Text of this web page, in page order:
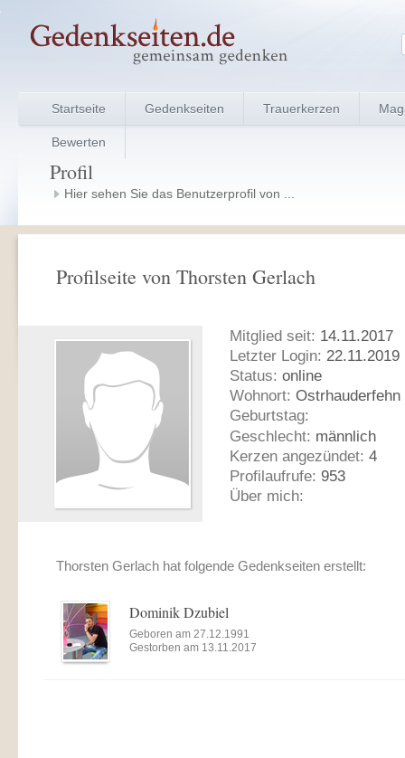
Startseite Gedenkseiten Trauerkerzen
Bewerten
Profil
Hier sehen Sie das Benutzerprofil von ...
Profilseite von Thorsten Gerlach
Mitglied seit: 14.11.2017
Letzter Login:
Status: online
Wohnort: Ostrhauderfehn
Geburtstag:
Geschlecht: männlich
Kerzen angezündet: 4
Profilaufrufe: 953
Über mich:
Thorsten Gerlach hat folgende Gedenkseiten erstellt:
Dominik Dzubiel
Geboren am 27.12.1991
Gestorben am 13.11.2017